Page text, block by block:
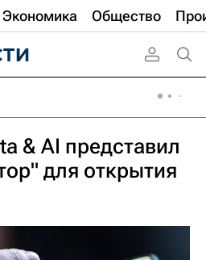
Экономика Общество
& AI представил
для открытия